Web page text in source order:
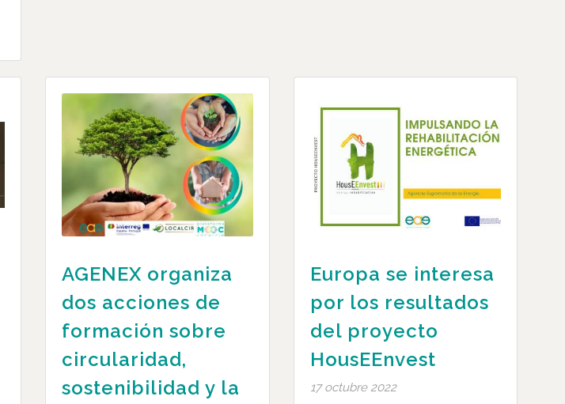
AGENEX organiza
dos acciones de
formación sobre
circularidad,
sostenibilidad y la
Europa se interesa
por los resultados
del proyecto
HousEEnvest
17 octubre 2022